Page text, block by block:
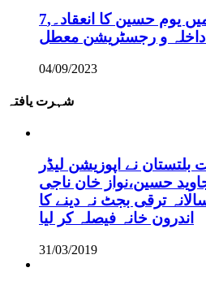
قراقرم یونیورسٹی میں یوم حسین کا انعقاد۔,7
و رجسٹریشن معطل
04/09/2023
شہرت یافتہ
نے اپوزیشن لیڈر
حسین،نواز خان ناجی
ترقی بجٹ نہ دینے کا
اندرون خانہ فیصلہ کر لیا
31/03/2019